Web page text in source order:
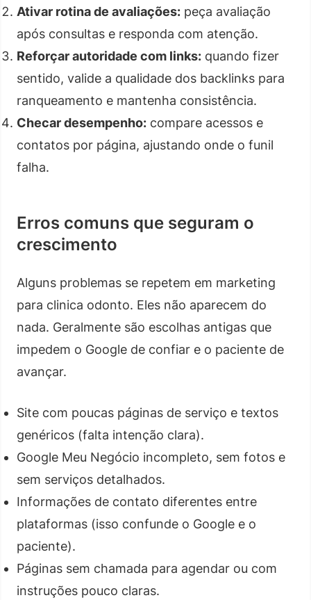
Ativar rotina de avaliações: peça avaliação
após consultas e responda com atenção.
Reforçar autoridade com links: quando fizer
sentido, valide a qualidade dos backlinks para
ranqueamento e mantenha consistência.
Checar desempenho: compare acessos e
contatos por página, ajustando onde o funil
falha.
Erros comuns que seguram o
crescimento
Alguns problemas se repetem em marketing
para clinica odonto. Eles não aparecem do
nada. Geralmente são escolhas antigas que
impedem o Google de confiar e o paciente de
avançar.
Site com poucas páginas de serviço e textos
genéricos (falta intenção clara).
Google Meu Negócio incompleto, sem fotos e
sem serviços detalhados.
Informações de contato diferentes entre
plataformas (isso confunde o Google e o
paciente).
Páginas sem chamada para agendar ou com
instruções pouco claras.